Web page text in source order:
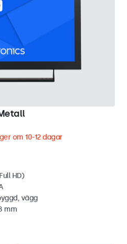
om 10-12 dagar
HD)
vägg
mm